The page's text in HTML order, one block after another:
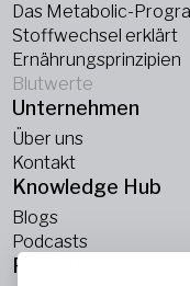
Das Metabolic-
Stoffwechsel erklärt
Ernährungsprinzipien
Blutwerte
Unternehmen
Über uns
Kontakt
Knowledge Hub
Blogs
Podcasts
Folge uns